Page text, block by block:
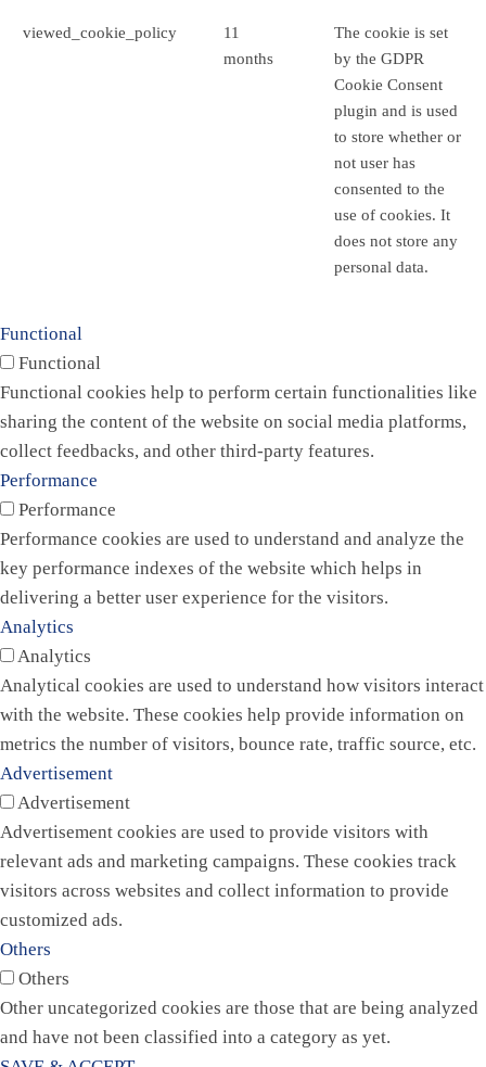
viewed_cookie_policy
11
months
The cookie is set
by the GDPR
Cookie Consent
plugin and is used
to store whether or
not user has
consented to the
use of cookies. It
does not store any
personal data.
Functional
Functional
Functional cookies help to perform certain functionalities like
sharing the content of the website on social media platforms,
collect feedbacks, and other third-party features.
Performance
Performance
Performance cookies are used to understand and analyze the
key performance indexes of the website which helps in
delivering a better user experience for the visitors.
Analytics
Analytics
Analytical cookies are used to understand how visitors interact
with the website. These cookies help provide information on
metrics the number of visitors, bounce rate, traffic source, etc.
Advertisement
Advertisement
Advertisement cookies are used to provide visitors with
relevant ads and marketing campaigns. These cookies track
visitors across websites and collect information to provide
customized ads.
Others
Others
Other uncategorized cookies are those that are being analyzed
and have not been classified into a category as yet.